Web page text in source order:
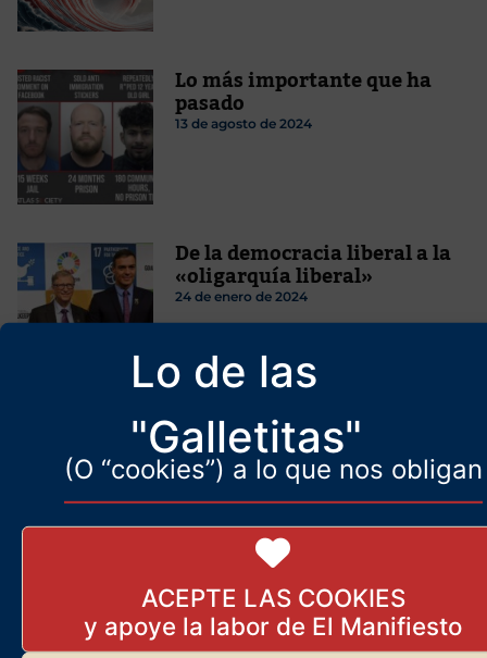
Lo de las
"Galletitas"
(O “cookies”) a lo que nos obligan
ACEPTE LAS COOKIES
Lo más importante que ha
pasado
13 de agosto de 2024
De la democracia liberal a la
«oligarquía liberal»
24 de enero de 2024
El contrafuego, Palestina y la
izquierda más tonta de todos
los tiempos
Contra el espíritu fáustico de
la modernidad